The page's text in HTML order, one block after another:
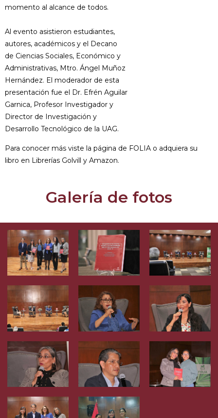
momento al alcance de todos.
Al evento asistieron estudiantes,
autores, académicos y el Decano
de Ciencias Sociales, Económico y
Administrativas, Mtro. Ángel Muñoz
Hernández. El moderador de esta
presentación fue el Dr. Efrén Aguilar
Garnica, Profesor Investigador y
Director de Investigación y
Desarrollo Tecnológico de la UAG.
Para conocer más viste la página de FOLIA o adquiera su
libro en Librerías Golvill y Amazon.
Galería de fotos